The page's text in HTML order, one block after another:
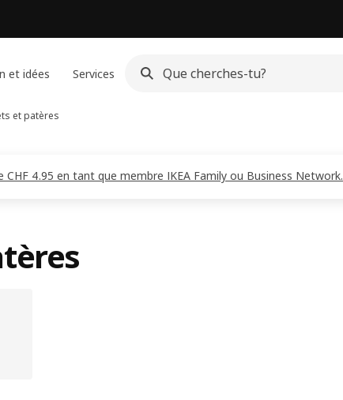
et idées Services
et patères
4.95 en tant que membre IKEA Family ou Business Network.